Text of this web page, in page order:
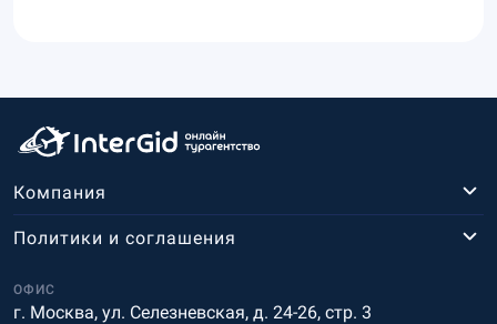
Компания
ОФИС
г. Москва, ул. Селезневская, д. 24-26, стр. 3
Политики и соглашения